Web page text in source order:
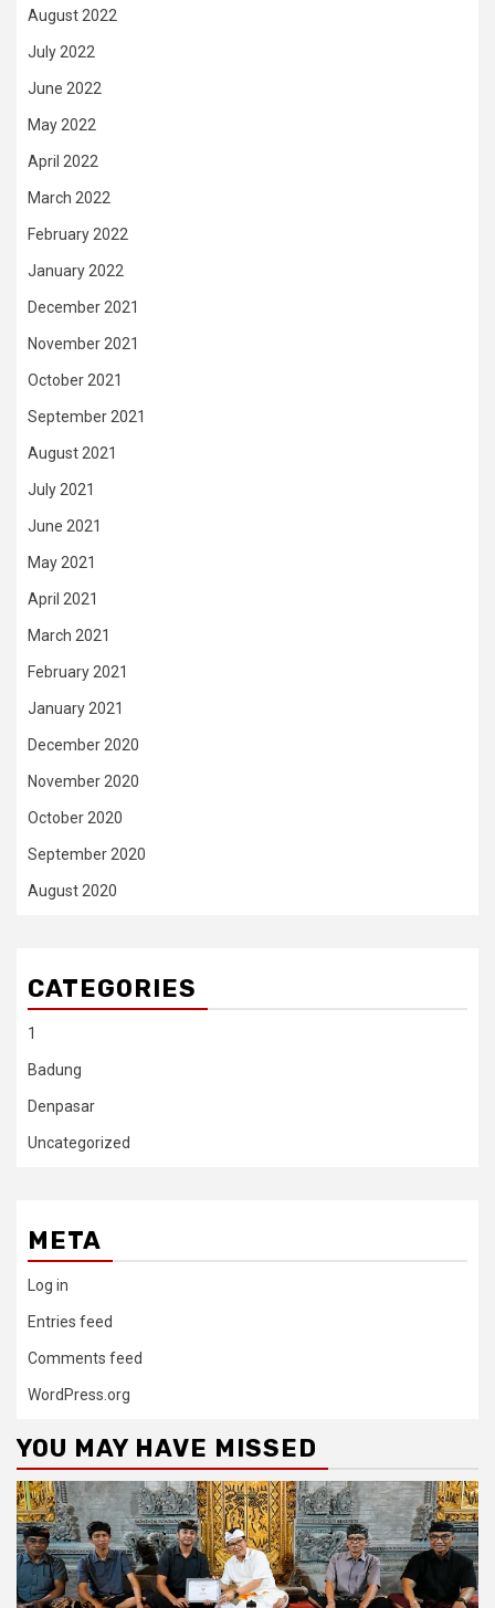
August 2022
July 2022
June 2022
May 2022
April 2022
March 2022
February 2022
January 2022
December 2021
November 2021
October 2021
September 2021
August 2021
July 2021
June 2021
May 2021
April 2021
March 2021
February 2021
January 2021
December 2020
November 2020
October 2020
September 2020
August 2020
CATEGORIES
1
Badung
Denpasar
Uncategorized
META
Log in
Entries feed
Comments feed
WordPress.org
YOU MAY HAVE MISSED